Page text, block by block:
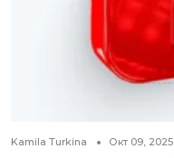
Kamila Turkina Окт 09, 2025